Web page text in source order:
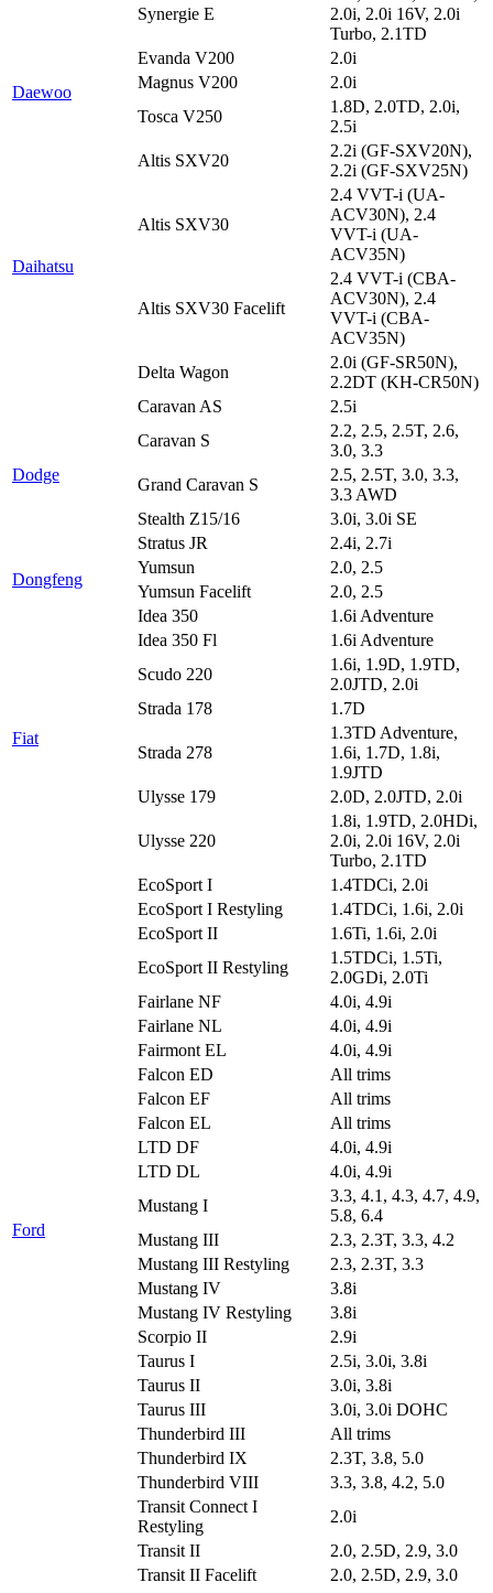
Synergie E
2.0i, 2.0i 16V, 2.0i
Turbo, 2.1TD
Daewoo
Evanda V200
2.0i
Magnus V200
2.0i
Tosca V250
1.8D, 2.0TD, 2.0i,
2.5i
Daihatsu
Altis SXV20
2.2i (GF-SXV20N),
2.2i (GF-SXV25N)
Altis SXV30
2.4 VVT-i (UA-
ACV30N), 2.4
VVT-i (UA-
ACV35N)
Altis SXV30 Facelift
2.4 VVT-i (CBA-
ACV30N), 2.4
VVT-i (CBA-
ACV35N)
Delta Wagon
2.0i (GF-SR50N),
2.2DT (KH-CR50N)
Dodge
Caravan AS
2.5i
Caravan S
2.2, 2.5, 2.5T, 2.6,
3.0, 3.3
Grand Caravan S
2.5, 2.5T, 3.0, 3.3,
3.3 AWD
Stealth Z15/16
3.0i, 3.0i SE
Stratus JR
2.4i, 2.7i
Dongfeng
Yumsun
2.0, 2.5
Yumsun Facelift
2.0, 2.5
Fiat
Idea 350
1.6i Adventure
Idea 350 Fl
1.6i Adventure
Scudo 220
1.6i, 1.9D, 1.9TD,
2.0JTD, 2.0i
Strada 178
1.7D
Strada 278
1.3TD Adventure,
1.6i, 1.7D, 1.8i,
1.9JTD
Ulysse 179
2.0D, 2.0JTD, 2.0i
Ulysse 220
1.8i, 1.9TD, 2.0HDi,
2.0i, 2.0i 16V, 2.0i
Turbo, 2.1TD
Ford
EcoSport I
1.4TDCi, 2.0i
EcoSport I Restyling
1.4TDCi, 1.6i, 2.0i
EcoSport II
1.6Ti, 1.6i, 2.0i
EcoSport II Restyling
1.5TDCi, 1.5Ti,
2.0GDi, 2.0Ti
Fairlane NF
4.0i, 4.9i
Fairlane NL
4.0i, 4.9i
Fairmont EL
4.0i, 4.9i
Falcon ED
All trims
Falcon EF
All trims
Falcon EL
All trims
LTD DF
4.0i, 4.9i
LTD DL
4.0i, 4.9i
Mustang I
3.3, 4.1, 4.3, 4.7, 4.9,
5.8, 6.4
Mustang III
2.3, 2.3T, 3.3, 4.2
Mustang III Restyling
2.3, 2.3T, 3.3
Mustang IV
3.8i
Mustang IV Restyling
3.8i
Scorpio II
2.9i
Taurus I
2.5i, 3.0i, 3.8i
Taurus II
3.0i, 3.8i
Taurus III
3.0i, 3.0i DOHC
Thunderbird III
All trims
Thunderbird IX
2.3T, 3.8, 5.0
Thunderbird VIII
3.3, 3.8, 4.2, 5.0
Transit Connect I
Restyling
2.0i
Transit II
2.0, 2.5D, 2.9, 3.0
Transit II Facelift
2.0, 2.5D, 2.9, 3.0